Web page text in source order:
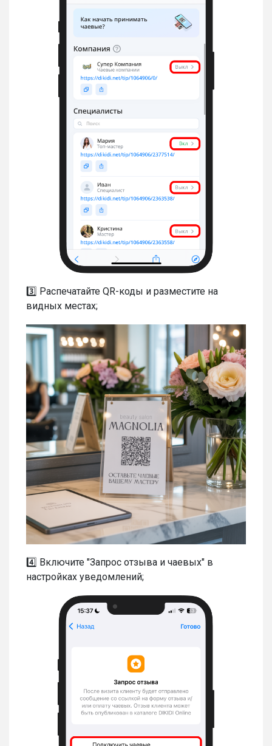
3️⃣ Распечатайте QR-коды и разместите на
видных местах;
4️⃣ Включите "Запрос отзыва и чаевых" в
настройках уведомлений;